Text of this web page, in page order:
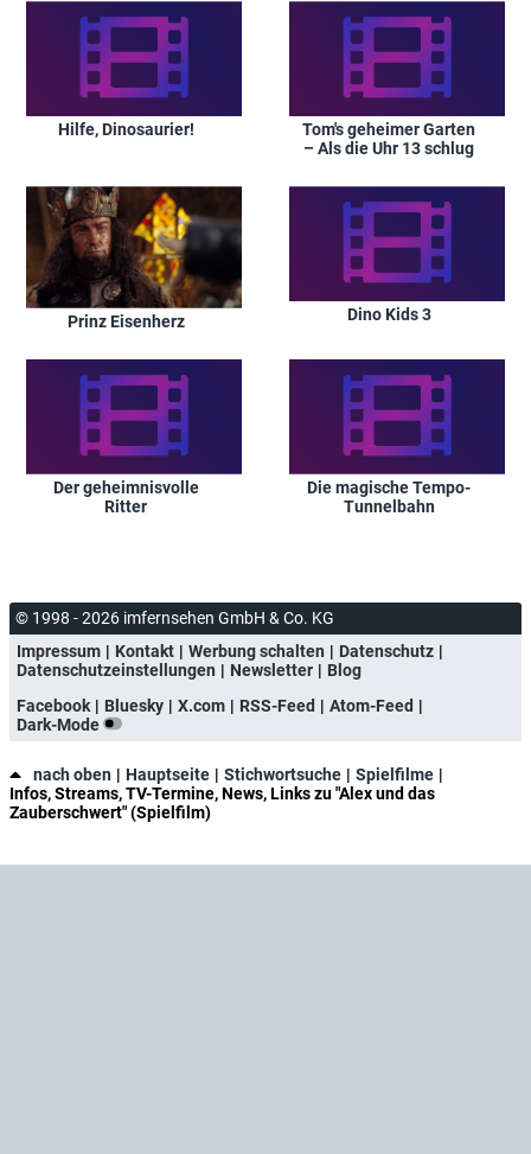
Hilfe, Dinosaurier!
Tom's geheimer Garten
– Als die Uhr 13 schlug
Prinz Eisenherz Dino Kids 3
Der geheimnisvolle
Ritter
Die magische Tempo-
Tunnelbahn
© 1998 - 2026 imfernsehen GmbH & Co. KG
Impressum
Kontakt Werbung schalten
Datenschutz
Datenschutzeinstellungen
Newsletter
Blog
Facebook
Bluesky X.com RSS-Feed
Atom-Feed
Dark-Mode
nach oben Hauptseite Stichwortsuche
Spielfilme
Infos, Streams, TV-Termine, News, Links zu "Alex und das
Zauberschwert" (Spielfilm)